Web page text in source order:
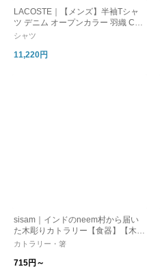
LACOSTE｜【メンズ】半袖Tシャ
ツ デニム オープンカラー 羽織 CH1
869 ラコステ 父の日
シャツ
11,220円
sisam｜インドのneem村から届い
た木彫りカトラリー【食器】【木
製】【ギフトおすすめ】
カトラリー・箸
715円～